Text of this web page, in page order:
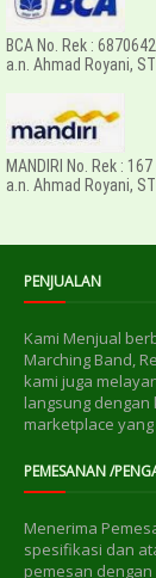
BCA No. Rek :
a.n. Ahmad Royani, ST
MANDIRI No. Rek :
a.n. Ahmad Royani, ST
PENJUALAN
Kami Menjual
Marching Band,
kami juga
langsung
marketplace
PEMESANAN /
Menerima
spesifikasi dan
pemesan